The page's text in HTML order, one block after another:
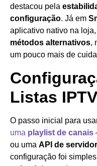
destacou pela
configuração. Já em
aplicativo nativo na
métodos alternativos,
um pouco mais de
Listas IPTV
O passo inicial para
uma playlist de canais
ou uma API de
configuração foi